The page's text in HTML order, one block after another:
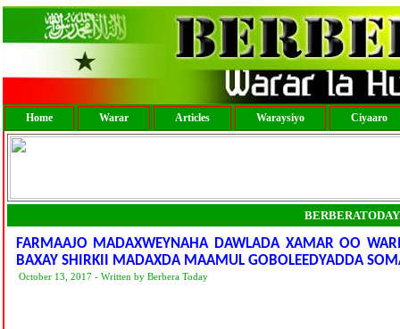
Home Warar Articles Waraysiyo Ciyaaro
FARMAAJO MADAXWEYNAHA DAWLADA XAMAR OO
BAXAY SHIRKII MADAXDA MAAMUL GOBOLEEDYADDA
October 13, 2017 - Written by Berbera Today